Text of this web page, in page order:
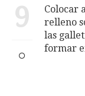
9
Colocar
relleno
las
formar